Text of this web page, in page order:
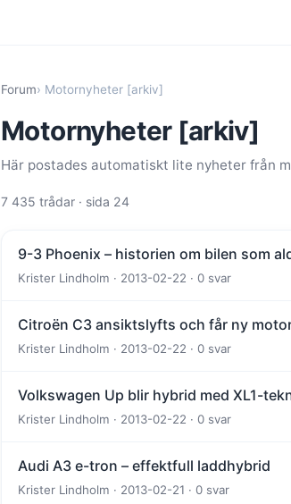
Forum› Motornyheter [arkiv]
Motornyheter [arkiv]
Här postades automatiskt lite nyheter från
7 435 trådar · sida 24
9-3 Phoenix – historien om bilen som
Krister Lindholm · 2013-02-22 · 0 svar
Citroën C3 ansiktslyfts och får ny
Krister Lindholm · 2013-02-22 · 0 svar
Volkswagen Up blir hybrid med XL1-
Krister Lindholm · 2013-02-22 · 0 svar
Audi A3 e-tron – effektfull laddhybrid
Krister Lindholm · 2013-02-21 · 0 svar